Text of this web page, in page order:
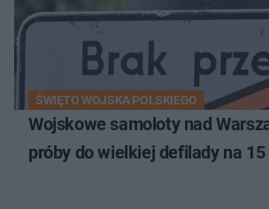
ŚWIĘTO WOJSKA POLSKIEGO
Wojskowe samoloty nad
próby do wielkiej defilady na